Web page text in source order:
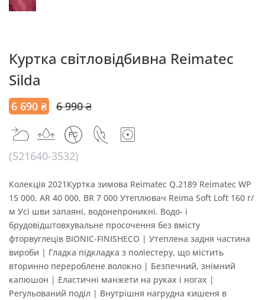
Куртка світловідбивна Reimatec
Silda
6 690 ₴ 6 990 ₴
(521640-3532)
Колекція 2021Куртка зимова Reimatec Q.2189 Reimatec WP
15 000, AR 40 000, BR 7 000 Утеплювач Reima Soft Loft 160 г/
м Усі шви запаяні, водонепроникні. Водо- і
брудовідштовхувальне просочення без вмісту
фторвуглеців BIONIC-FINISHECO | Утеплена задня частина
вироби | Гладка підкладка з поліестеру, що містить
вторинно перероблене волокно | Безпечний, знімний
капюшон | Еластичні манжети на руках і ногах |
Регульований поділ | Внутрішня нагрудна кишеня в